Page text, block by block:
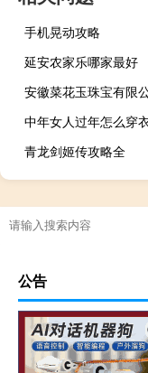
手机晃动攻略
延安农家乐哪家最好
中年女人过年怎么穿
青龙剑姬传攻略全
公告